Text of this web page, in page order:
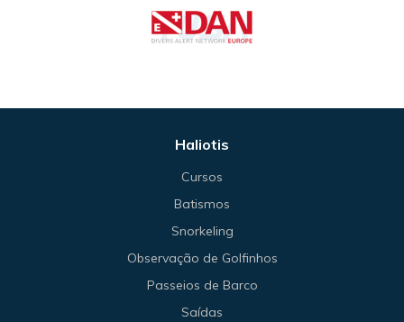
Haliotis
Cursos
Batismos
Snorkeling
Observação de Golfinhos
Passeios de Barco
Saídas